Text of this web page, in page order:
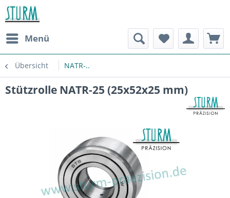
Menü
Übersicht NATR-..
Stützrolle NATR-25 (25x52x25 mm)